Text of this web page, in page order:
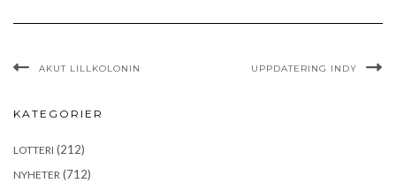
AKUT LILLKOLONIN UPPDATERING INDY
KATEGORIER
LOTTERI (212)
NYHETER (712)